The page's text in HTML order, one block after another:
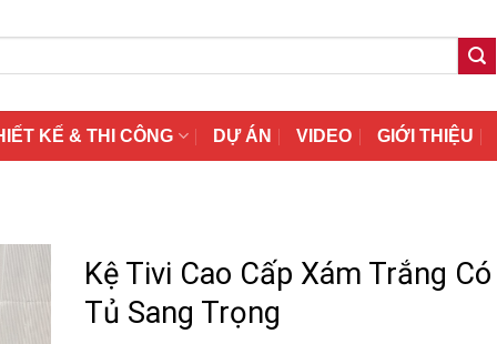
KẾ & THI CÔNG DỰ ÁN VIDEO GIỚI THIỆU
Kệ Tivi Cao Cấp Xám Trắng
Tủ Sang Trọng